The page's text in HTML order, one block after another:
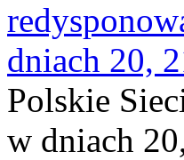
dniach 20,
Polskie
w dniach